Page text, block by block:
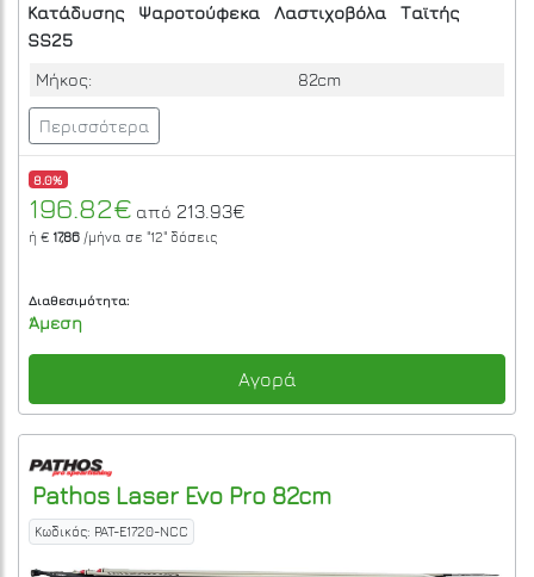
Κατάδυσης Ψαροτούφεκα Λαστιχοβόλα
Ταϊτής
SS25
Μήκος:
82cm
Περισσότερα
8.0%
196.82€ από 213.93€
ή € 17,86 /μήνα σε "12" δόσεις
Διαθεσιμότητα:
Άμεση
Αγορά
Pathos Laser Evo Pro 82cm
Κωδικός: PAT-E1720-NCC